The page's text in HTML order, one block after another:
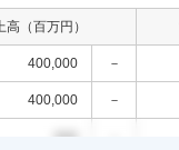
高（百万円）
400,000 －
400,000 －
000